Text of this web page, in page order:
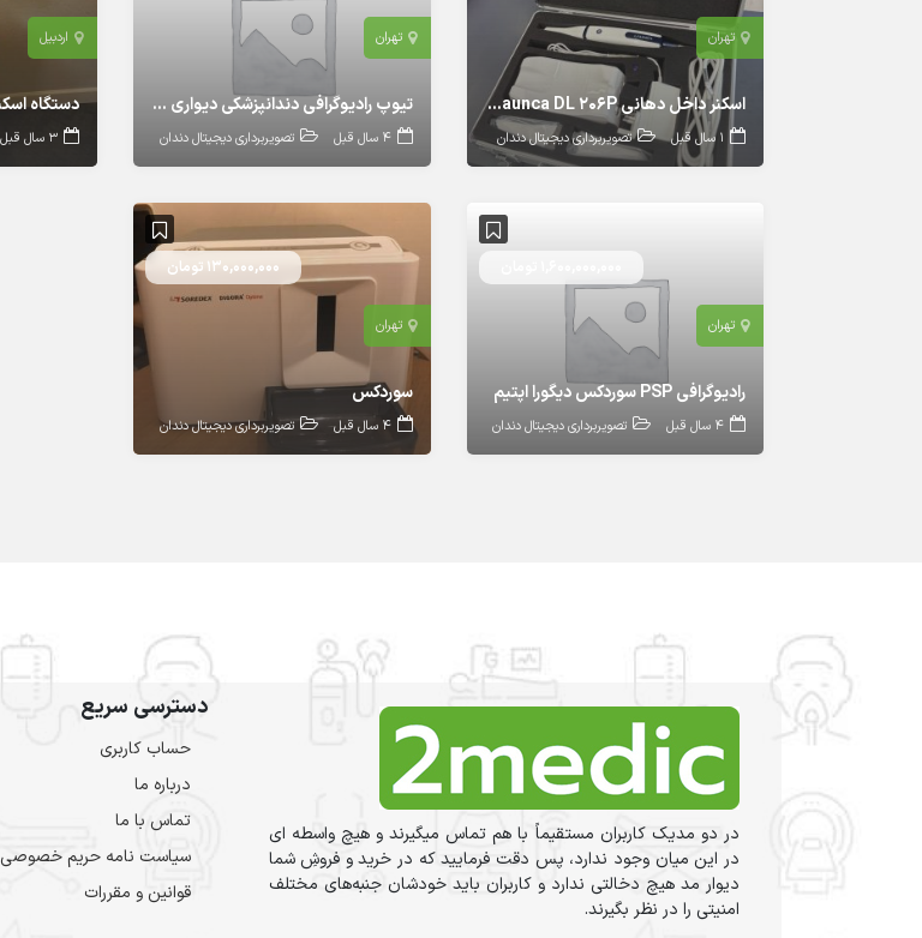
تهران
اسکنر داخل دهانی Launca DL 206P نو و آکبند
1 سال قبل تصویربرداری دیجیتال دندان
تهران
تیوپ رادیوگرافی دندانپزشکی دیواری DC سوردکس Sordex مدل Minray
4 سال قبل تصویربرداری دیجیتال دندان
اردبیل
3 سال قبل
تهران
رادیوگرافی PSP سوردکس دیگورا اپتیم
4 سال قبل تصویربرداری دیجیتال دندان
تهران
130,000,000 تومان
سوردکس
4 سال قبل تصویربرداری دیجیتال دندان
در دو مدیک کاربران مستقیماً با هم تماس میگیرند و هیچ واسطه ای
در این میان وجود ندارد، پس دقت فرمایید که در خرید و فروشِ شما
دیوار مد هیچ دخالتی ندارد و کاربران باید خودشان جنبه‌های مختلف
امنیتی را در نظر بگیرند.
دسترسی سریع
حساب کاربری
درباره ما
تماس با ما
سیاست نامه حریم خصوصی
قوانین و مقررات